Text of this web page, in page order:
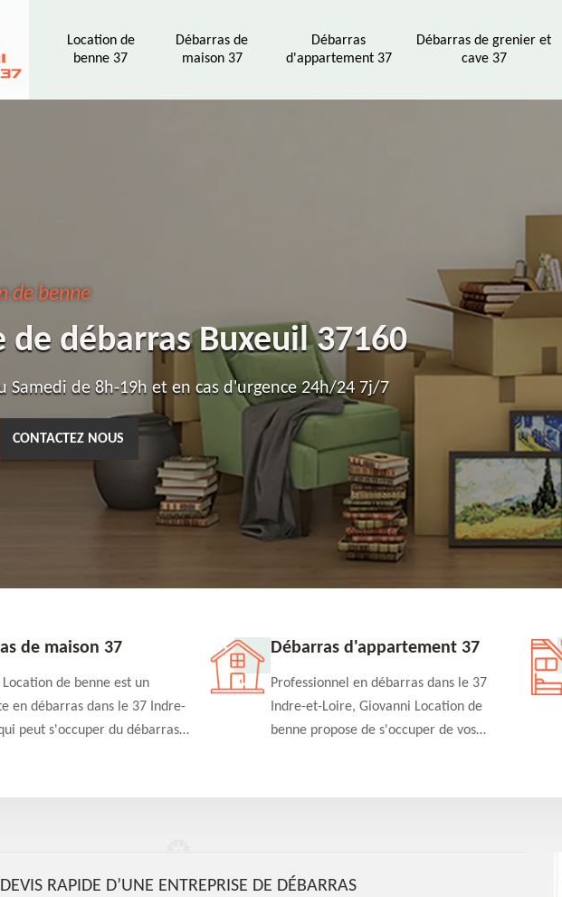
Location de
benne 37
Débarras de
maison 37
Débarras
d'appartement 37
Débarras de grenier et
cave 37
de benne
de débarras Buxeuil 37160
Samedi de 8h-19h et en cas d'urgence 24h/24 7j/7
CONTACTEZ NOUS
de maison 37
de benne est un
en débarras dans le 37 Indre-
peut s'occuper du débarras
Débarras d'appartement 37
Professionnel en débarras dans le 37
Indre-et-Loire, Giovanni Location de
benne propose de s'occuper de vos
qualité en toute circonstance
DEVIS RAPIDE D’UNE ENTREPRISE DE DÉBARRAS